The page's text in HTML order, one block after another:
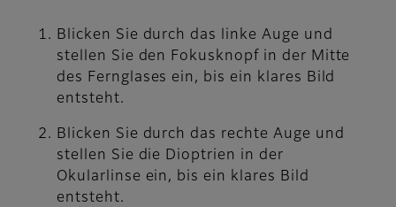
Blicken Sie durch das linke Auge und
stellen Sie den Fokusknopf in der Mitte
des Fernglases ein, bis ein klares Bild
entsteht.
Blicken Sie durch das rechte Auge und
stellen Sie die Dioptrien in der
Okularlinse ein, bis ein klares Bild
entsteht.